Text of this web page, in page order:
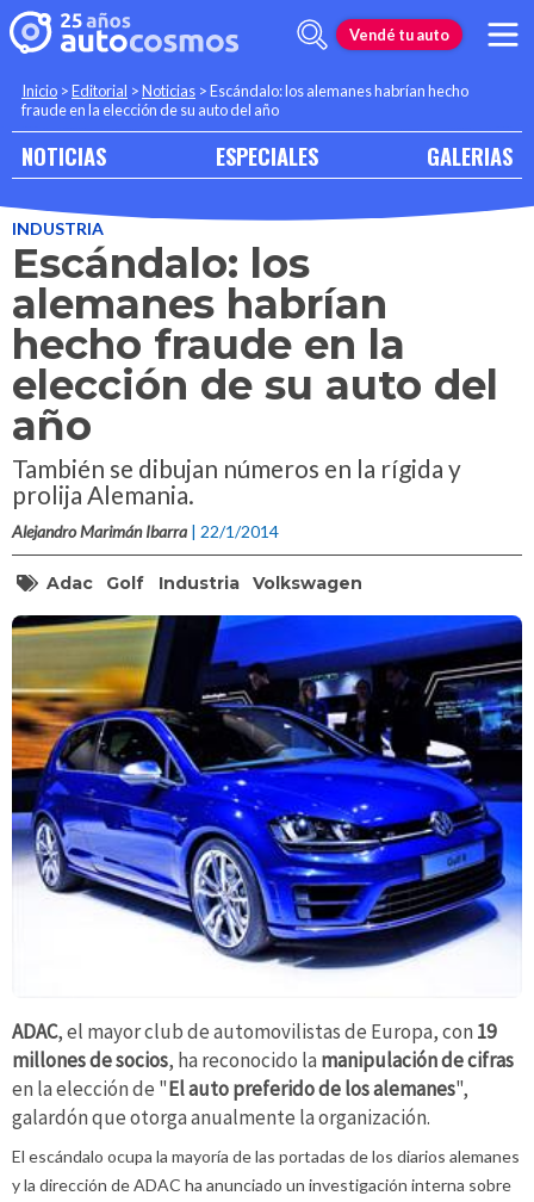
Vendé tu auto
Inicio >Editorial >Noticias >Escándalo: los alemanes habrían hecho
fraude en la elección de su auto del año
NOTICIAS ESPECIALES GALERIAS
INDUSTRIA
Escándalo: los
alemanes habrían
hecho fraude en la
elección de su auto del
año
También se dibujan números en la rígida y
prolija Alemania.
Alejandro Marimán Ibarra | 22/1/2014
Adac Golf Industria Volkswagen
ADAC, el mayor club de automovilistas de Europa, con 19
millones de socios, ha reconocido la manipulación de cifras
en la elección de "El auto preferido de los alemanes",
galardón que otorga anualmente la organización.
El escándalo ocupa la mayoría de las portadas de los diarios alemanes
y la dirección de ADAC ha anunciado un investigación interna sobre